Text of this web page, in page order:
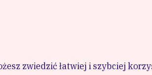
zwiedzić łatwiej i szybciej